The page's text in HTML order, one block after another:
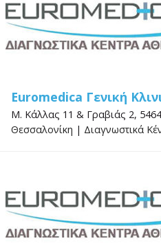
Euromedica Γενική
Μ. Κάλλας 11 & Γραβιάς 2,
Θεσσαλονίκη | Διαγνωστικά